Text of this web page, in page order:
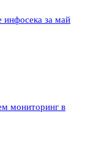
за май
мониторинг в